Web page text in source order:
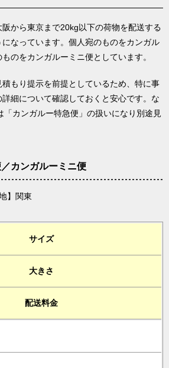
から東京まで20kg以下の荷物を配送する
なっています。個人宛のものをカンガル
のをカンガルーミニ便としています。
もり提示を前提としているため、特に事
細について確認しておくと安心です。な
「カンガルー特急便」の扱いになり別途見
カンガルーミニ便
】関東
サイズ
大きさ
配送料金